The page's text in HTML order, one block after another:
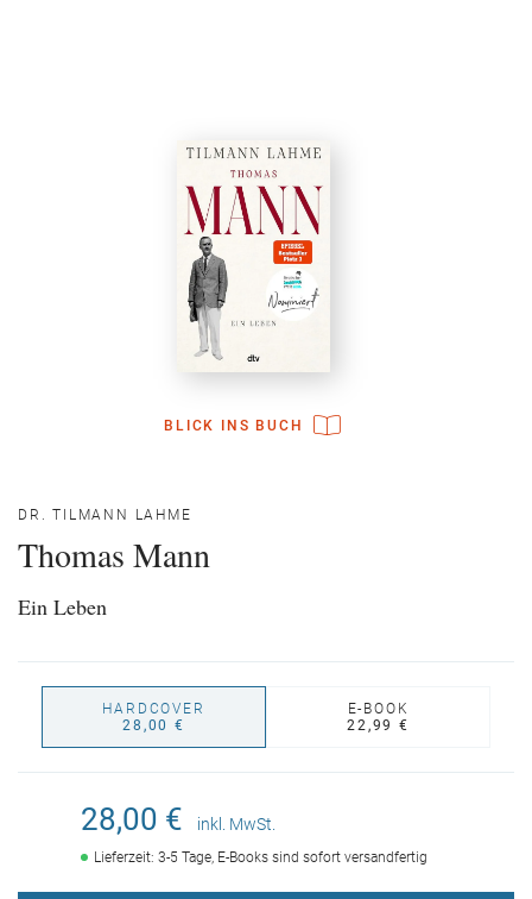
BLICK INS BUCH
DR. TILMANN LAHME
Thomas Mann
Ein Leben
HARDCOVER
28,00 €
E-BOOK
22,99 €
28,00 € inkl. MwSt.
Lieferzeit: 3-5 Tage, E-Books sind sofort versandfertig